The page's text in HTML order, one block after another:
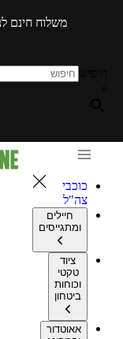
משלוח חינם
כוכבי
צה"ל
חיילים
ומתגייסים
ציוד
טקטי
וכוחות
ביטחון
אאוטדור